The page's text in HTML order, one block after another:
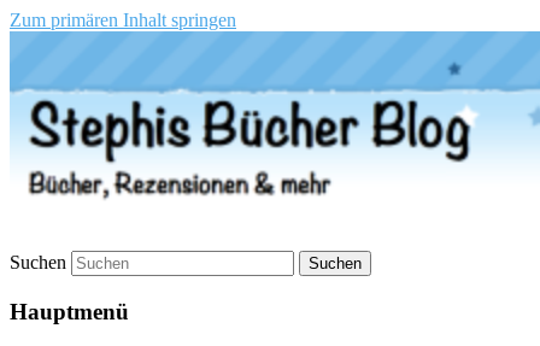
Zum primären Inhalt springen
Stephis Bücher Blog
Suchen
Hauptmenü